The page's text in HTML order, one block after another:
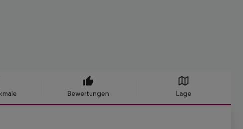
Bewertungen Lage